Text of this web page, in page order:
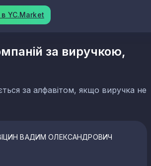
YC.Market
за виручкою,
за алфавітом, якщо виручка не
ВАДИМ ОЛЕКСАНДРОВИЧ